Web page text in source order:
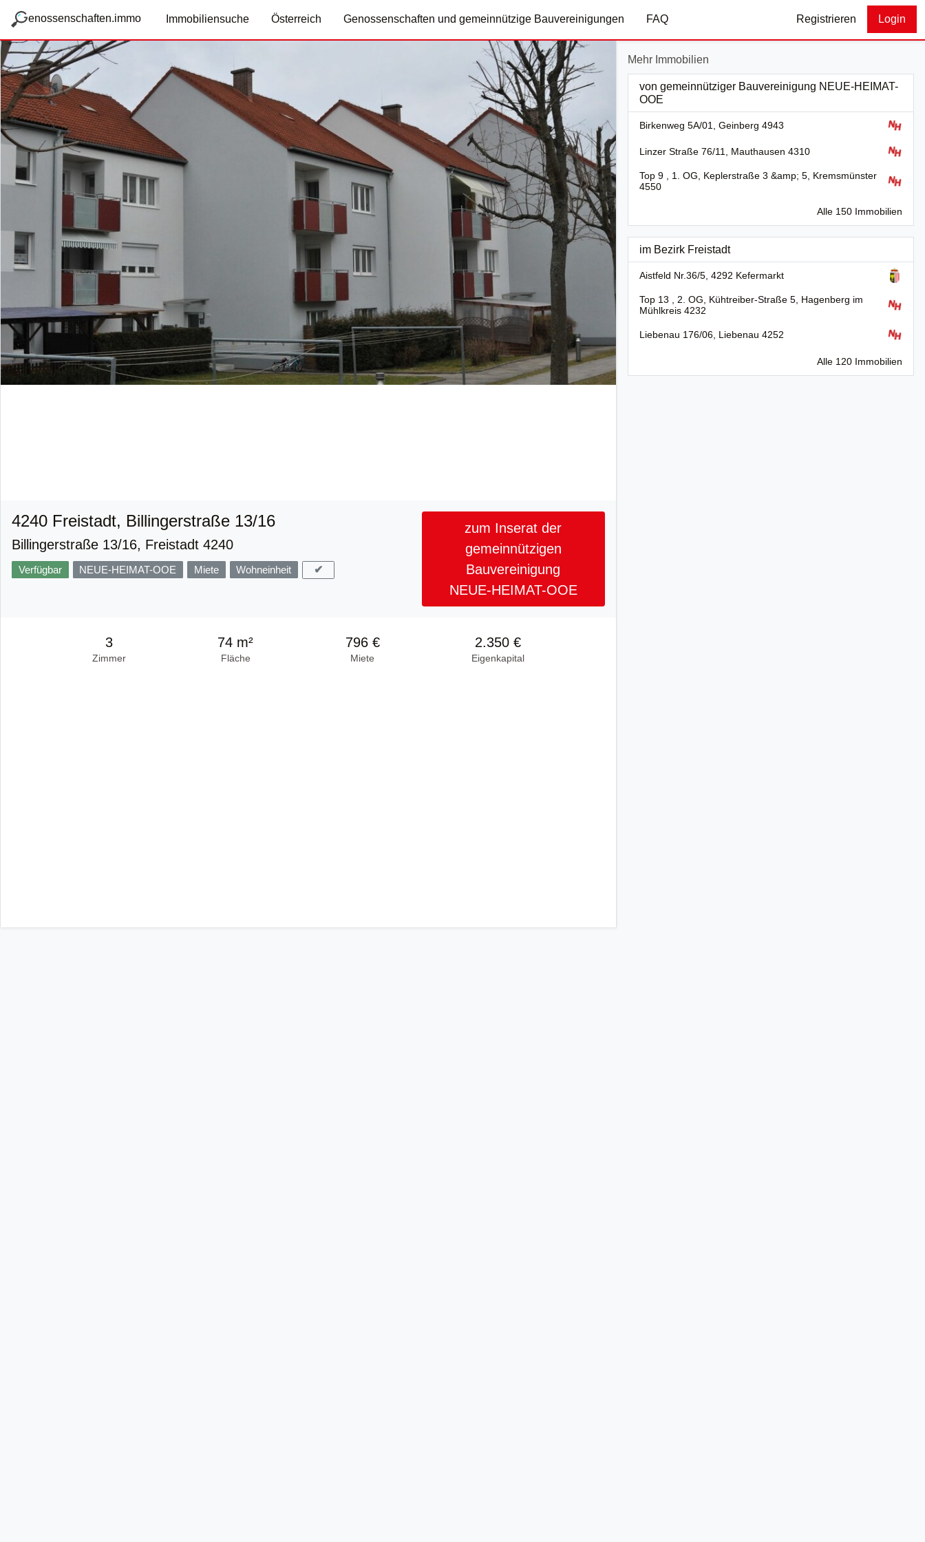
g
enossenschaften.immo Immobiliensuche Österreich Genossenschaften und gemeinnützige Bauvereinigungen FAQ Registrieren Login
zum Inserat der
gemeinnützigen
Bauvereinigung
NEUE-HEIMAT-OOE
4240 Freistadt, Billingerstraße 13/16
Billingerstraße 13/16, Freistadt 4240
Verfügbar NEUE-HEIMAT-OOE Miete Wohneinheit ✔
3
Zimmer
74 m²
Fläche
796 €
Miete
2.350 €
Eigenkapital
Mehr Immobilien
von gemeinnütziger Bauvereinigung NEUE-HEIMAT-
OOE
Birkenweg 5A/01, Geinberg 4943
Linzer Straße 76/11, Mauthausen 4310
Top 9 , 1. OG, Keplerstraße 3 &amp; 5, Kremsmünster
4550
Alle 150 Immobilien
im Bezirk Freistadt
Aistfeld Nr.36/5, 4292 Kefermarkt
Top 13 , 2. OG, Kühtreiber-Straße 5, Hagenberg im
Mühlkreis 4232
Liebenau 176/06, Liebenau 4252
Alle 120 Immobilien